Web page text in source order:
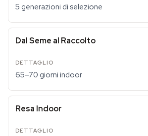
5 generazioni di selezione
Dal Seme al Raccolto
65–70 giorni indoor
Resa Indoor